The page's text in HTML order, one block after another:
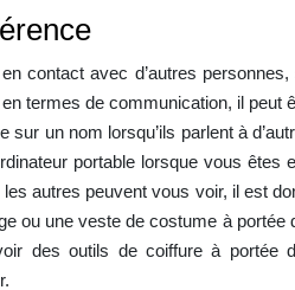
contact avec d’autres
termes de communication, il
un nom lorsqu’ils parlent à
portable lorsque vous
les autres peuvent vous voir, il est
ou une veste de costume à
des outils de coiffure à